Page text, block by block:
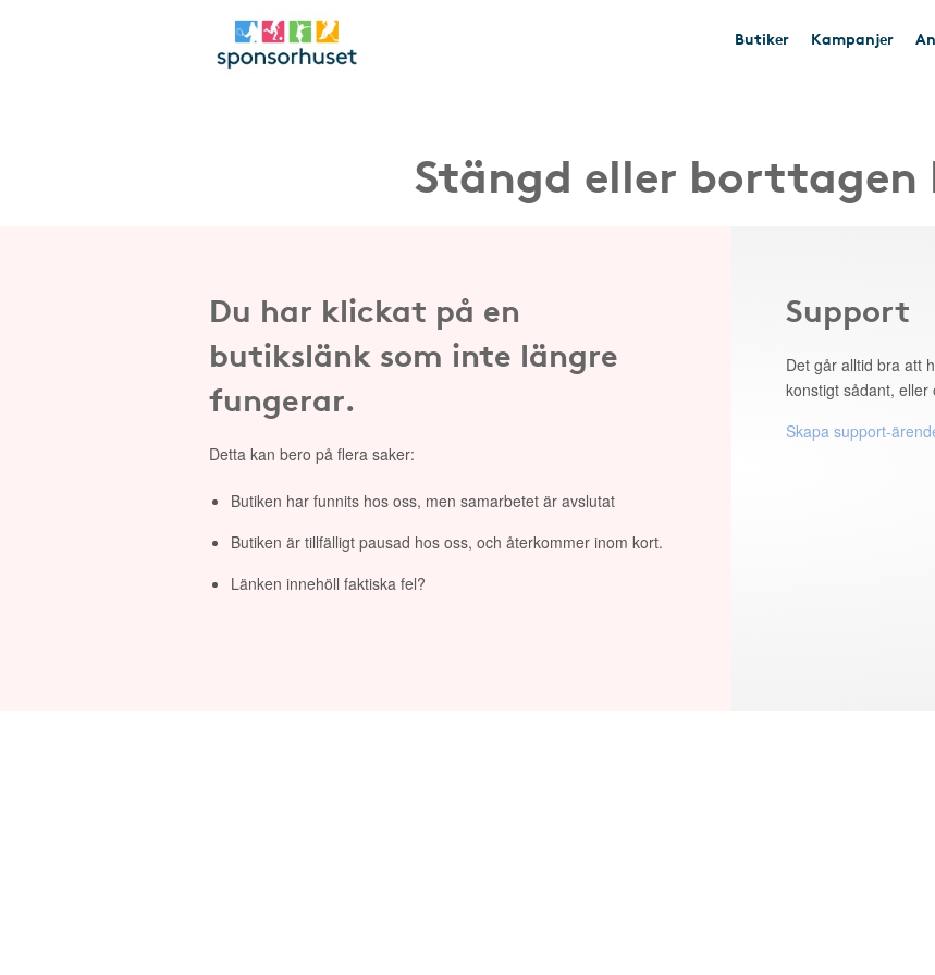
Butiker Kampanjer
Stängd eller
Du har klickat på en
butikslänk som inte längre
fungerar.
Detta kan bero på flera saker:
Butiken har funnits hos oss, men samarbetet är avslutat
Butiken är tillfälligt pausad hos oss, och återkommer inom kort.
Länken innehöll faktiska fel?
Support
Det går alltid bra att
konstigt sådant,
Skapa support-